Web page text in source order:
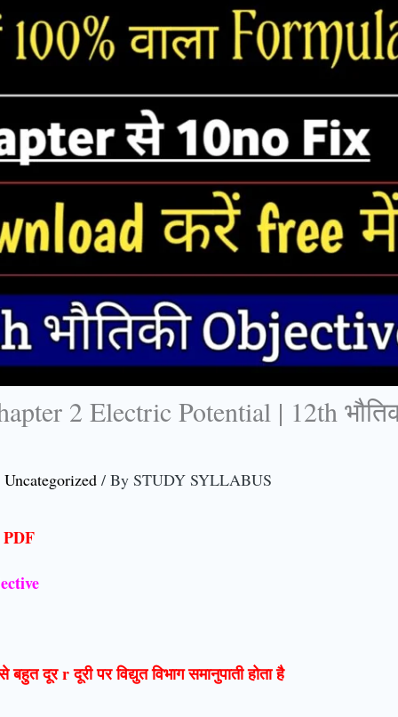
2 Electric Potential | 12th
Uncategorized / BySTUDY SYLLABUS
बहुत दूर r दूरी पर विद्युत विभाग समानुपाती होता है